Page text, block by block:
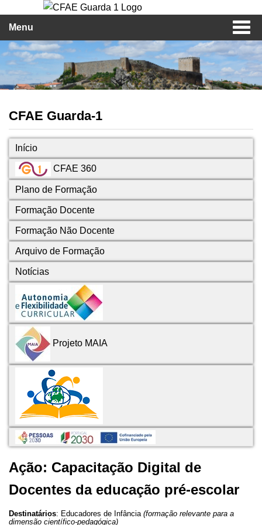
Menu
CFAE Guarda-1
Início
CFAE 360
Plano de Formação
Formação Docente
Formação Não Docente
Arquivo de Formação
Notícias
Projeto MAIA
Ação: Capacitação Digital de
Docentes da educação pré-escolar
Destinatários: Educadores de Infância (formação relevante para a
dimensão científico-pedagógica)